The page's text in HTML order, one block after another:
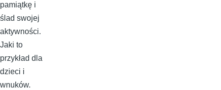
pamiątkę i
ślad swojej
aktywności.
Jaki to
przykład dla
dzieci i
wnuków.